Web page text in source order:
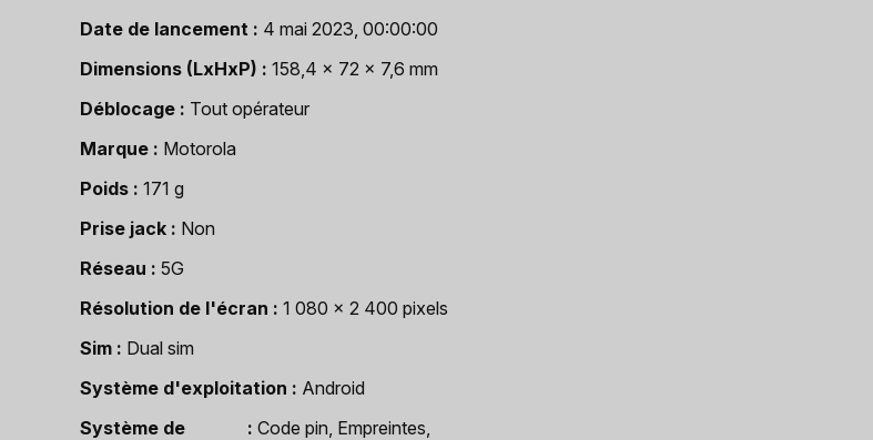
Date de lancement
4 mai 2023, 00:00:00
Dimensions (LxHxP)
158,4 x 72 x 7,6 mm
Déblocage
Tout opérateur
Marque
Motorola
Poids
171 g
Prise jack
Non
Réseau
5G
Résolution de l'écran
1 080 x 2 400 pixels
Sim
Dual sim
Système d'exploitation
Android
Système de
Code pin, Empreintes,